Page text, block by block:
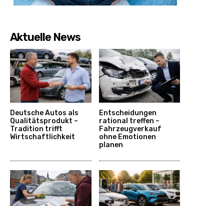
Aktuelle News
Deutsche Autos als
Qualitätsprodukt –
Tradition trifft
Wirtschaftlichkeit
Entscheidungen
rational treffen –
Fahrzeugverkauf
ohne Emotionen
planen